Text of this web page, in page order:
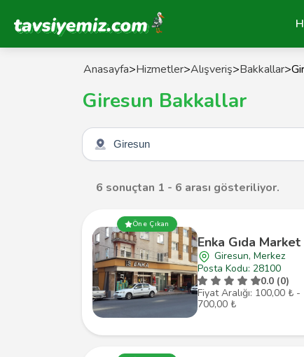
Tavsiyemiz Anasayfa
Anasayfa>Hizmetler>Alışveriş>Bakkallar>
Giresun Bakkallar
Şehir seçin
6 sonuçtan 1 - 6 arası gösteriliyor.
Öne Çıkan
Enka Gıda Market
Giresun, Merkez
Posta Kodu: 28100
0.0 (0)
Fiyat Aralığı: 100,00 ₺ -
700,00 ₺